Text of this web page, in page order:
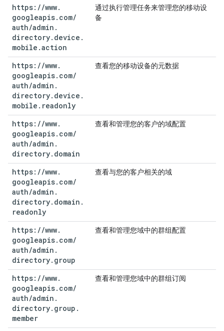
https: //www.
googleapis. com/
auth/admin .
directory. device .
mobile .action
通过执行管理任务来管理您的移动设
备
https: //www.
googleapis. com/
auth/admin .
directory. device .
mobile . readonly
查看您的移动设备的元数据
https: //www.
googleapis. com/
auth/admin .
directory. domain
查看和管理您的客户的域配置
https: //www.
googleapis. com/
auth/admin .
directory. domain .
readonly
查看与您的客户相关的域
https: //www.
googleapis. com/
auth/admin .
directory. group
查看和管理您域中的群组配置
https: //www.
googleapis. com/
auth/admin .
directory. group .
member
查看和管理您域中的群组订阅